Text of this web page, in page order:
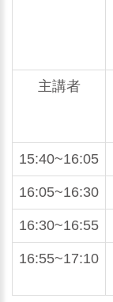
主講者
15:40~16:05
16:05~16:30
16:30~16:55
16:55~17:10